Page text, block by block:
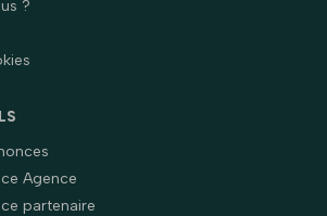
?
Agence
partenaire